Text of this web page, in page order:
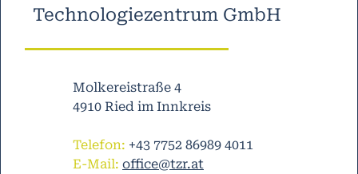
Technologiezentrum GmbH
Molkereistraße 4
4910 Ried im Innkreis
Telefon: +43 7752 86989 4011
E-Mail: office@tzr.at